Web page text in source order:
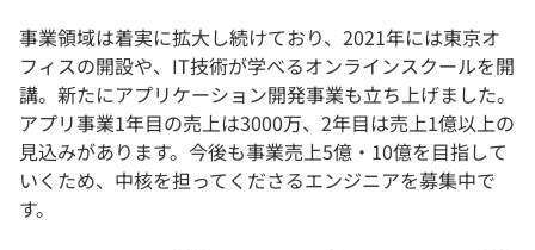
事業領域は着実に拡大し続けており、2021年には東京オ
フィスの開設や、IT技術が学べるオンラインスクールを開
講。新たにアプリケーション開発事業も立ち上げました。
アプリ事業1年目の売上は3000万、2年目は売上1億以上の
見込みがあります。今後も事業売上5億・10億を目指して
いくため、中核を担ってくださるエンジニアを募集中で
す。